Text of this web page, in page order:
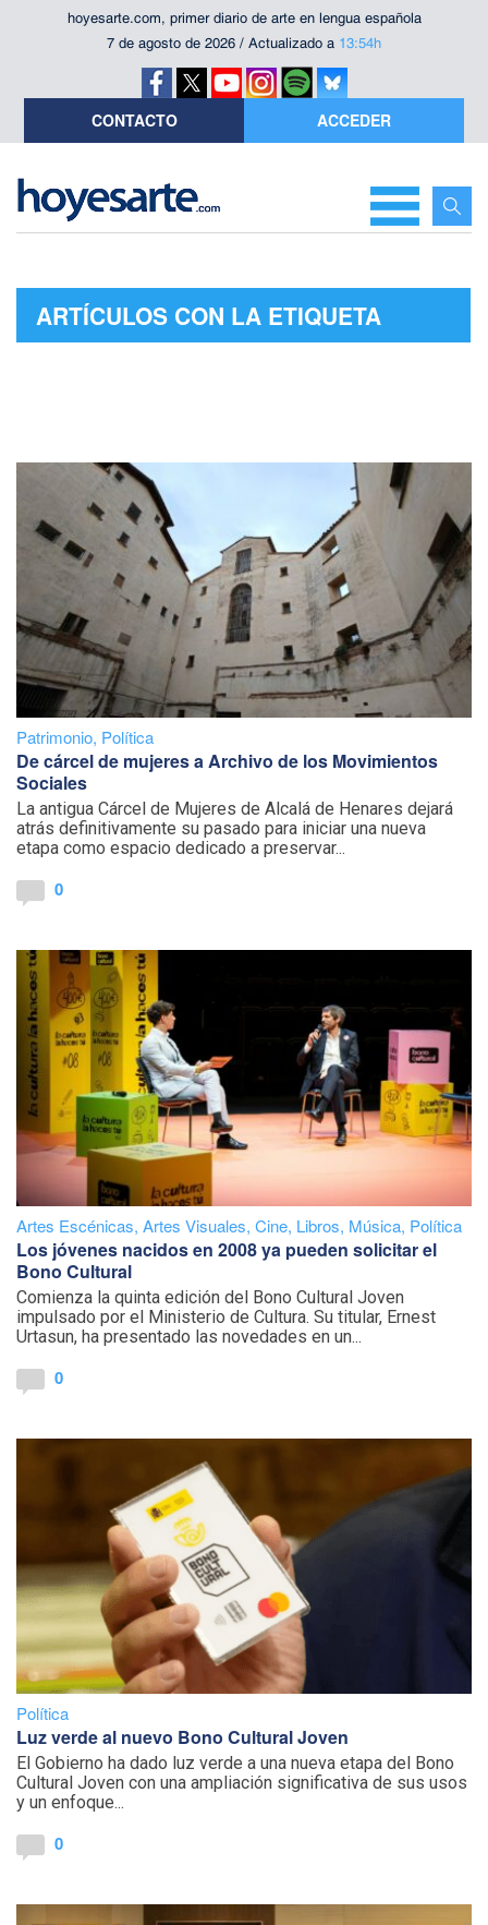
hoyesarte.com, primer diario de arte en lengua española
7 de agosto de 2026 / Actualizado a 13:54h
CONTACTO ACCEDER
ARTÍCULOS CON LA ETIQUETA
Patrimonio, Política
De cárcel de mujeres a Archivo de los Movimientos
Sociales
La antigua Cárcel de Mujeres de Alcalá de Henares dejará
atrás definitivamente su pasado para iniciar una nueva
etapa como espacio dedicado a preservar...
0
Artes Escénicas, Artes Visuales, Cine, Libros, Música, Política
Los jóvenes nacidos en 2008 ya pueden solicitar el
Bono Cultural
Comienza la quinta edición del Bono Cultural Joven
impulsado por el Ministerio de Cultura. Su titular, Ernest
Urtasun, ha presentado las novedades en un...
0
Política
Luz verde al nuevo Bono Cultural Joven
El Gobierno ha dado luz verde a una nueva etapa del Bono
Cultural Joven con una ampliación significativa de sus usos
y un enfoque...
0